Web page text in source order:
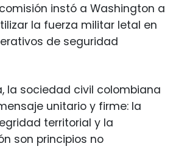
instó a Washington a
la fuerza militar letal en
de seguridad
la sociedad civil colombiana
unitario y firme: la
territorial y la
son principios no